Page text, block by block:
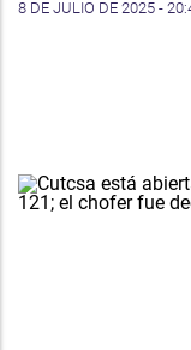
8 DE JULIO DE 2025 -